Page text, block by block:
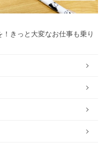
きっと大変なお仕事も乗り